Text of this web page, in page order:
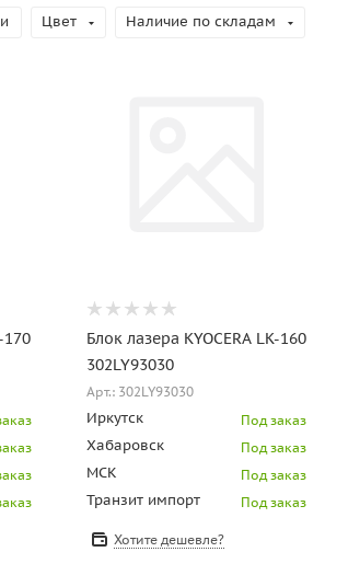
Цвет Наличие по складам
170
Блок лазера KYOCERA LK-160
302LY93030
Арт.: 302LY93030
Иркутск Под заказ
Хабаровск Под заказ
МСК Под заказ
Транзит импорт Под заказ
Хотите дешевле?